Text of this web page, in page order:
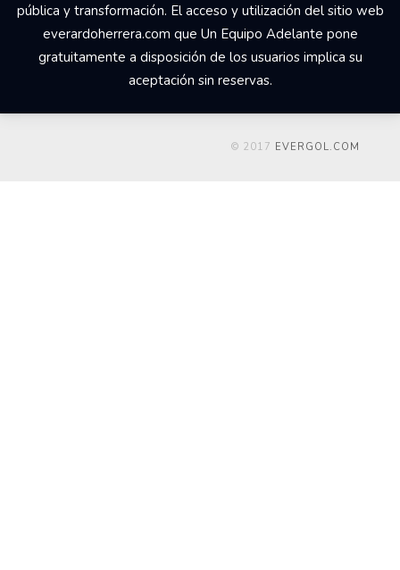
pública y transformación. El acceso y utilización del sitio web
everardoherrera.com que Un Equipo Adelante pone
gratuitamente a disposición de los usuarios implica su
aceptación sin reservas.
© 2017 EVERGOL.COM